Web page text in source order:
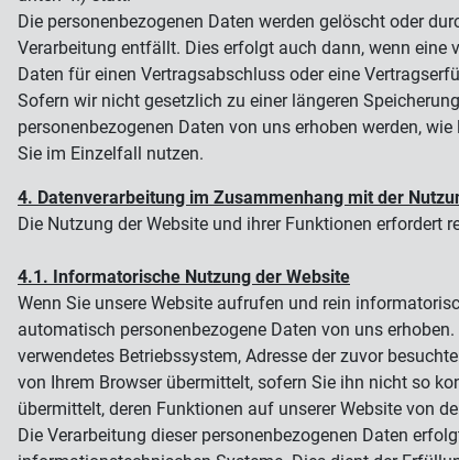
Die personenbezogenen Daten werden gelöscht oder
Verarbeitung entfällt. Dies erfolgt auch dann, wenn eine
Daten für einen Vertragsabschluss oder eine
Sofern wir nicht gesetzlich zu einer längeren
personenbezogenen Daten von uns erhoben werden,
Sie im Einzelfall nutzen.
4. Datenverarbeitung im Zusammenhang mit der
Die Nutzung der Website und ihrer Funktionen erfordert
4.1. Informatorische Nutzung der Website
Wenn Sie unsere Website aufrufen und rein
automatisch personenbezogene Daten von uns
verwendetes Betriebssystem, Adresse der zuvor
von Ihrem Browser übermittelt, sofern Sie ihn nicht so
übermittelt, deren Funktionen auf unserer Website von
Die Verarbeitung dieser personenbezogenen Daten